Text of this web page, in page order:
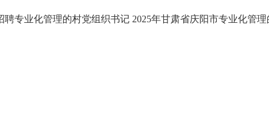
聘专业化管理的村党组织书记 2025年甘肃省庆阳市专业化管